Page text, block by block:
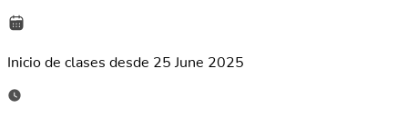
Inicio de clases desde 25 June 2025